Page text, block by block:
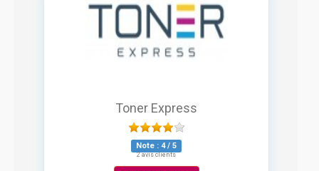
Toner Express
Note : 4/ 5
2 avis clients